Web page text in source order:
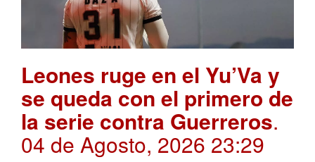
Leones ruge en el Yu’Va y
se queda con el primero de
la serie contra Guerreros.
04 de Agosto, 2026 23:29